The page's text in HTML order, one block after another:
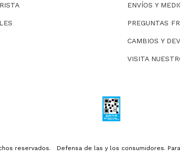
ENVÍOS Y
PREGUNTAS
CAMBIOS Y
VISITA
reservados. Defensa de las y los consumidores.